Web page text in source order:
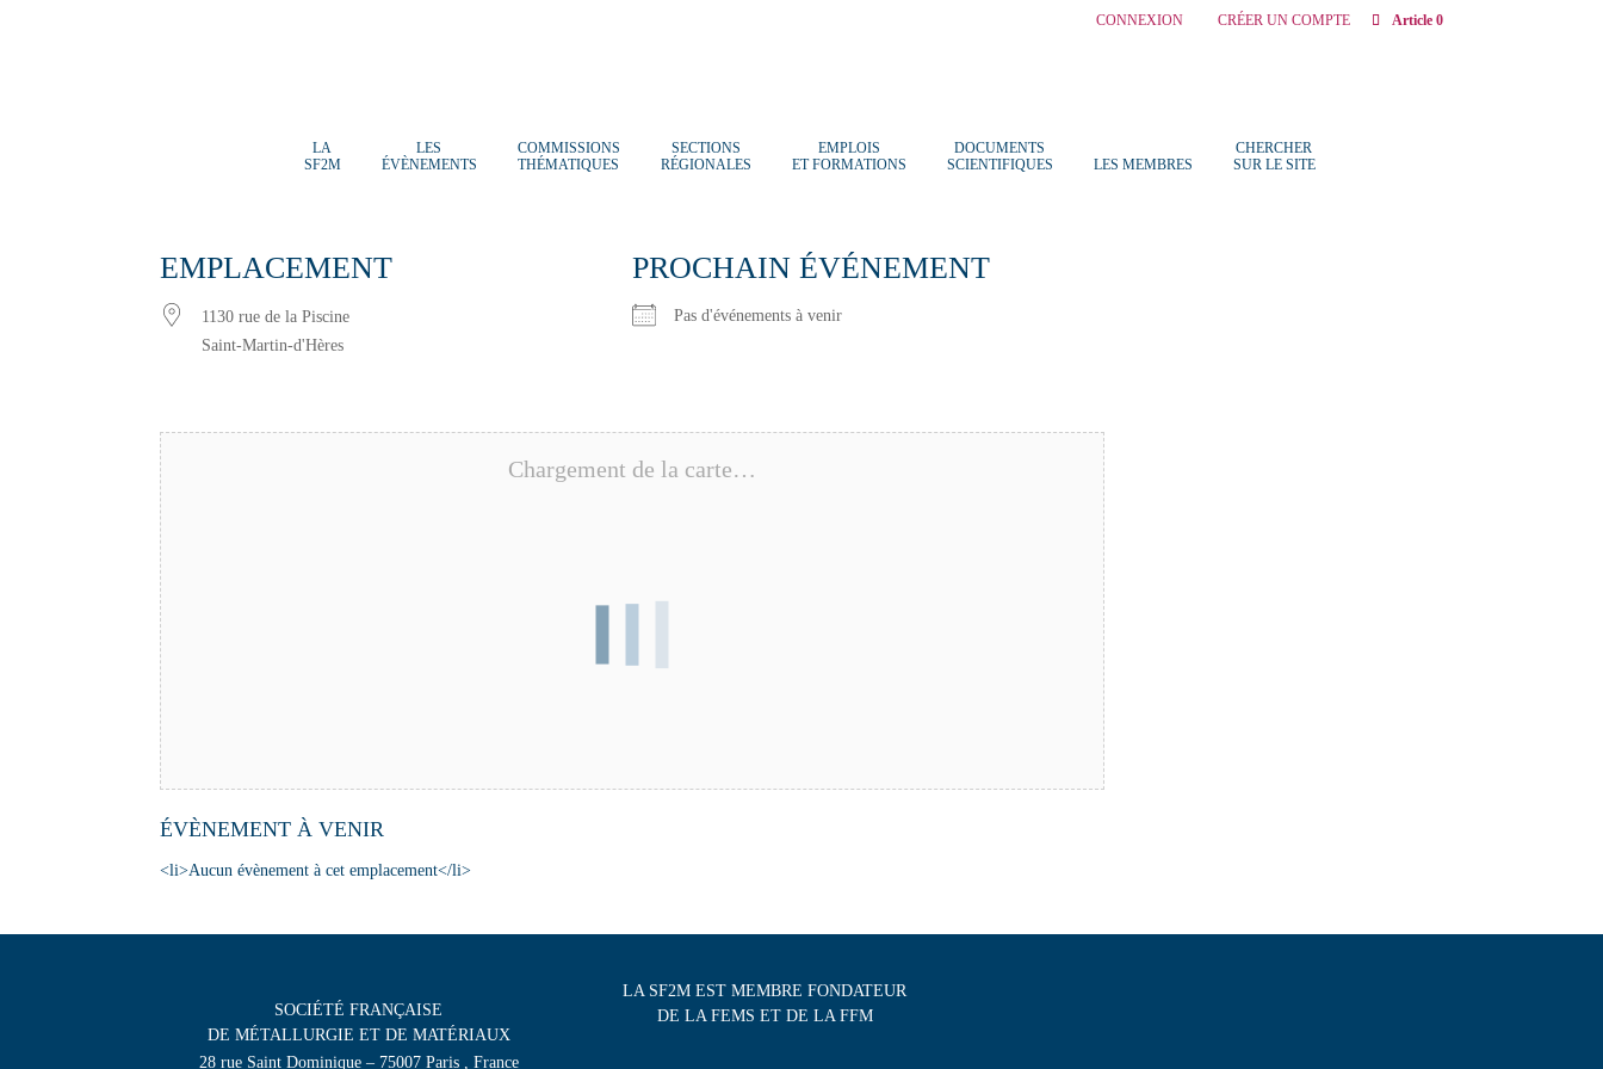
CONNEXION CRÉER UN COMPTE Article 0
LA
SF2M
LES
ÉVÈNEMENTS
COMMISSIONS
THÉMATIQUES
SECTIONS
RÉGIONALES
EMPLOIS
ET FORMATIONS
DOCUMENTS
SCIENTIFIQUES
LES MEMBRES
CHERCHER
SUR LE SITE
EMPLACEMENT
1130 rue de la Piscine
Saint-Martin-d'Hères
PROCHAIN ÉVÉNEMENT
Pas d'événements à venir
Chargement de la carte…
ÉVÈNEMENT À VENIR
<li>Aucun évènement à cet emplacement</li>
SOCIÉTÉ FRANÇAISE
DE MÉTALLURGIE ET DE MATÉRIAUX
28 rue Saint Dominique – 75007 Paris , France
LA SF2M EST MEMBRE FONDATEUR
DE LA FEMS ET DE LA FFM